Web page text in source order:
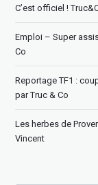
C’est officiel !
Emploi – Super
Co
Reportage TF1 :
par Truc & Co
Les herbes de
Vincent